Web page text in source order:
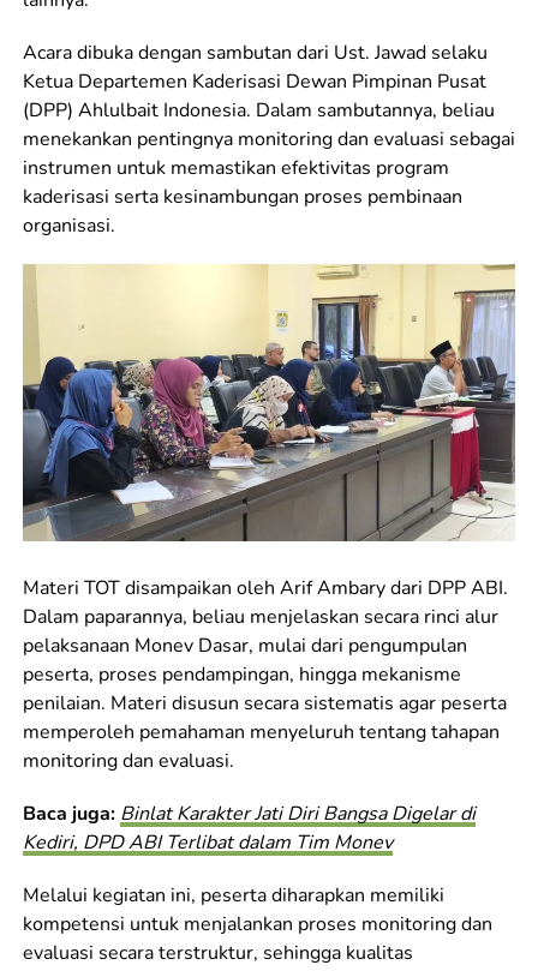
Acara dibuka dengan sambutan dari Ust. Jawad selaku
Ketua Departemen Kaderisasi Dewan Pimpinan Pusat
(DPP) Ahlulbait Indonesia. Dalam sambutannya, beliau
menekankan pentingnya monitoring dan evaluasi sebagai
instrumen untuk memastikan efektivitas program
kaderisasi serta kesinambungan proses pembinaan
organisasi.
Materi TOT disampaikan oleh Arif Ambary dari DPP ABI.
Dalam paparannya, beliau menjelaskan secara rinci alur
pelaksanaan Monev Dasar, mulai dari pengumpulan
peserta, proses pendampingan, hingga mekanisme
penilaian. Materi disusun secara sistematis agar peserta
memperoleh pemahaman menyeluruh tentang tahapan
monitoring dan evaluasi.
Baca juga: Binlat Karakter Jati Diri Bangsa Digelar di
Kediri, DPD ABI Terlibat dalam Tim Monev
Melalui kegiatan ini, peserta diharapkan memiliki
kompetensi untuk menjalankan proses monitoring dan
evaluasi secara terstruktur, sehingga kualitas